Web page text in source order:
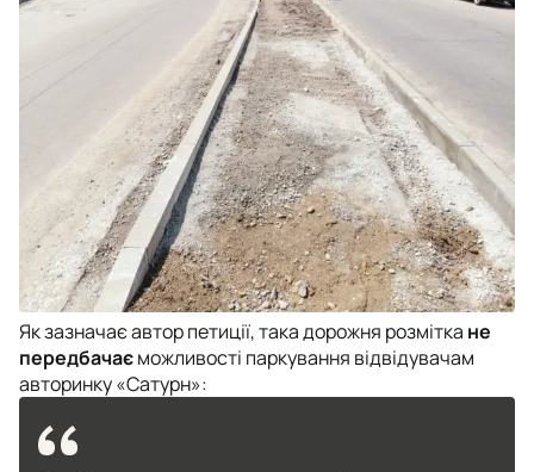
Як зазначає автор петиції, така дорожня розмітка не
передбачаєможливості паркування відвідувачам
авторинку «Сатурн»: